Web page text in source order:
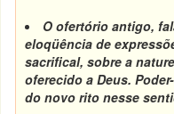
O ofertório antigo,
eloqüência de
sacrifical, sobre a
oferecido a Deus.
do novo rito nesse